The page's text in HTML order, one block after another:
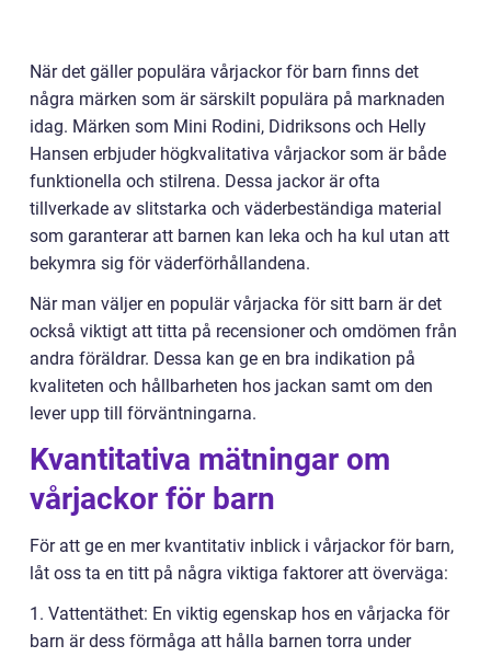
När det gäller populära vårjackor för barn finns det
några märken som är särskilt populära på marknaden
idag. Märken som Mini Rodini, Didriksons och Helly
Hansen erbjuder högkvalitativa vårjackor som är både
funktionella och stilrena. Dessa jackor är ofta
tillverkade av slitstarka och väderbeständiga material
som garanterar att barnen kan leka och ha kul utan att
bekymra sig för väderförhållandena.
När man väljer en populär vårjacka för sitt barn är det
också viktigt att titta på recensioner och omdömen från
andra föräldrar. Dessa kan ge en bra indikation på
kvaliteten och hållbarheten hos jackan samt om den
lever upp till förväntningarna.
Kvantitativa mätningar om
vårjackor för barn
För att ge en mer kvantitativ inblick i vårjackor för barn,
låt oss ta en titt på några viktiga faktorer att överväga:
1. Vattentäthet: En viktig egenskap hos en vårjacka för
barn är dess förmåga att hålla barnen torra under